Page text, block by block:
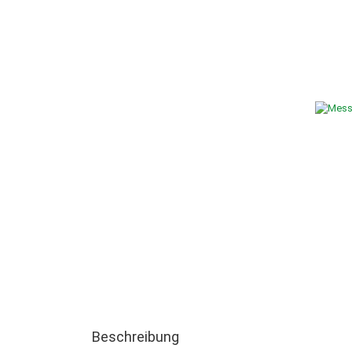
SPANNGURTE & HEBEBÄNDER
Beschreibung